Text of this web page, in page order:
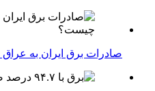
صادرات برق ایران به